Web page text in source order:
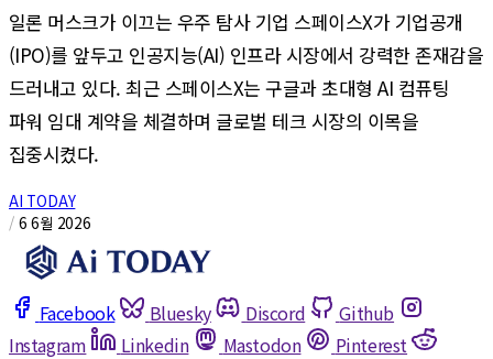
일론 머스크가 이끄는 우주 탐사 기업 스페이스X가 기업공개
(IPO)를 앞두고 인공지능(AI) 인프라 시장에서 강력한 존재감을
드러내고 있다. 최근 스페이스X는 구글과 초대형 AI 컴퓨팅
파워 임대 계약을 체결하며 글로벌 테크 시장의 이목을
집중시켰다.
AI TODAY
/ 6 6월 2026
Facebook Bluesky Discord
Github
Instagram
Linkedin Mastodon
Pinterest